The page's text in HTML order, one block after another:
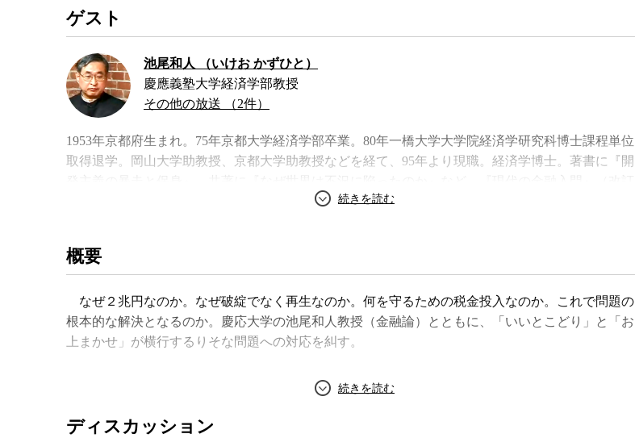
ゲスト
池尾和人 （いけお かずひと）
慶應義塾大学経済学部教授
その他の放送 （2件）
1953年京都府生まれ。75年京都大学経済学部卒業。80年一橋大学大学院経済学研究科博士課程単位
取得退学。岡山大学助教授、京都大学助教授などを経て、95年より現職。経済学博士。著書に『開
概要
なぜ２兆円なのか。なぜ破綻でなく再生なのか。何を守るための税金投入なのか。これで問題の
根本的な解決となるのか。慶応大学の池尾和人教授（金融論）とともに、「いいとこどり」と「お
上まかせ」が横行するりそな問題への対応を糾す。
ディスカッション